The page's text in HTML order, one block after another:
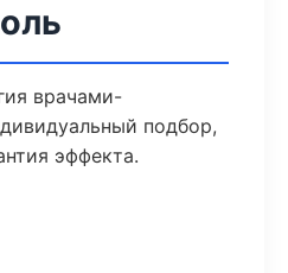
врачами-
подбор,
эффекта.